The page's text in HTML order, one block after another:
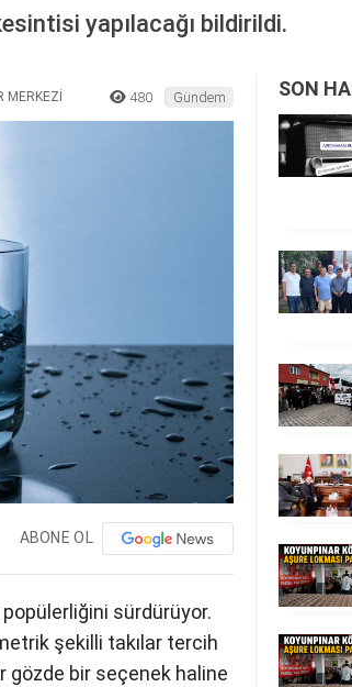
yapılacağı bildirildi.
MERKEZİ 480 Gündem
ABONE OL
geometrik
tabanlı modeller
SON